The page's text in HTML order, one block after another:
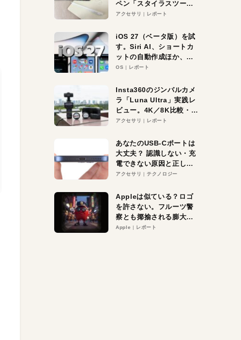
ペン「スタイラスツーウ
ェイ」レビュー。持ち替
アクセサリ レポート
iOS 27（ベータ版）を試
す。Siri AI、ショートカ
ットの自動作成ほか、期
待大の便利機能5選。
る未来はすぐそこ！
OS レポート
Insta360のジンバルカメ
ラ「Luna Ultra」実践レ
ビュー。4K／8K比較・ズ
ーム・夜間撮影をチェッ
アクセサリ レポート
あなたのUSB-Cポートは
大丈夫？ 認識しない・充
電できない原因と正しい
対策
アクセサリ テクノロジー
Appleは似ている？ロゴ
を許さない。フルーツ警
察とも揶揄される膨大な
異議申し立て。対象は非
Apple レポート